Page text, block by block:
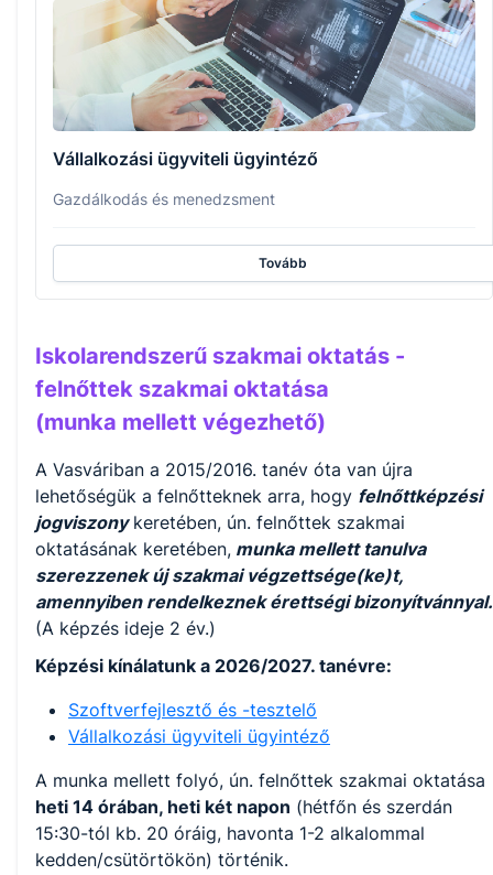
Vállalkozási ügyviteli ügyintéző
Gazdálkodás és menedzsment
Tovább
Iskolarendszerű szakmai oktatás -
felnőttek szakmai oktatása
(munka mellett végezhető)
A Vasváriban a 2015/2016. tanév óta van újra
lehetőségük a felnőtteknek arra, hogy felnőttképzési
jogviszonykeretében, ún. felnőttek szakmai
oktatásának keretében, munka mellett tanulva
szerezzenek új szakmai végzettsége(ke)t,
amennyiben rendelkeznek érettségi bizonyítvánnyal.
(A képzés ideje 2 év.)
Képzési kínálatunk a 2026/2027. tanévre:
Szoftverfejlesztő és -tesztelő
Vállalkozási ügyviteli ügyintéző
A munka mellett folyó, ún. felnőttek szakmai oktatása
heti 14 órában, heti két napon (hétfőn és szerdán
15:30-tól kb. 20 óráig, havonta 1-2 alkalommal
kedden/csütörtökön) történik.